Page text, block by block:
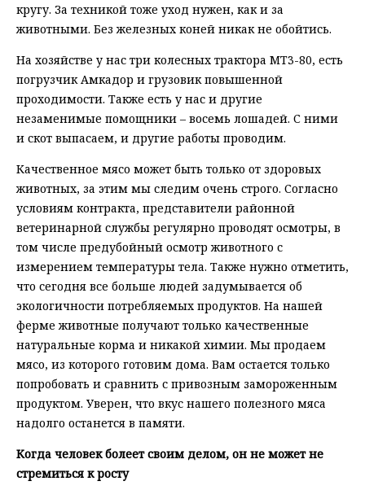
кругу. За техникой тоже уход нужен, как и за
животными. Без железных коней никак не обойтись.
На хозяйстве у нас три колесных трактора МТ3-80, есть
погрузчик Амкадор и грузовик повышенной
проходимости. Также есть у нас и другие
незаменимые помощники – восемь лошадей. С ними
и скот выпасаем, и другие работы проводим.
Качественное мясо может быть только от здоровых
животных, за этим мы следим очень строго. Согласно
условиям контракта, представители районной
ветеринарной службы регулярно проводят осмотры, в
том числе предубойный осмотр животного с
измерением температуры тела. Также нужно отметить,
что сегодня все больше людей задумывается об
экологичности потребляемых продуктов. На нашей
ферме животные получают только качественные
натуральные корма и никакой химии. Мы продаем
мясо, из которого готовим дома. Вам остается только
попробовать и сравнить с привозным замороженным
продуктом. Уверен, что вкус нашего полезного мяса
надолго останется в памяти.
Когда человек болеет своим делом, он не может не
стремиться к росту